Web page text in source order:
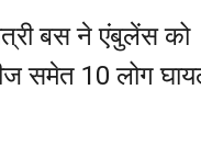
बस ने एंबुलेंस को
समेत 10 लोग